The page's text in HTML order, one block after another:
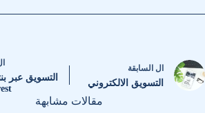
ال السابقة
التسويق الالكتروني
التسويق عبر
مقالات مشابهة